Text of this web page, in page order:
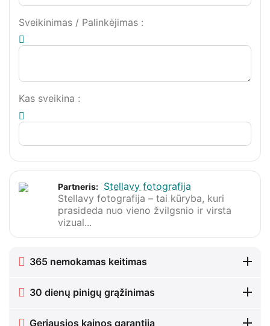
Sveikinimas / Palinkėjimas :
Kas sveikina :
Partneris: Stellavy fotografija
Stellavy fotografija – tai kūryba, kuri
prasideda nuo vieno žvilgsnio ir virsta
vizual...
365 nemokamas keitimas
30 dienų pinigų grąžinimas
Geriausios kainos garantija